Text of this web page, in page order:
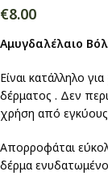
€8.00
Αμυγδαλέλαιο
Είναι κατάλληλο
δέρματος . Δεν
χρήση από εγκύους
Απορροφάται
δέρμα